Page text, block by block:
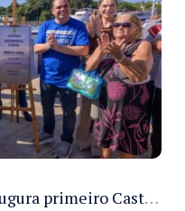
Governo do Amazonas inaugura primeiro Castramóvel Fluvial para atendimento veterinário às comunidades ribeirinhas e castração gratuita